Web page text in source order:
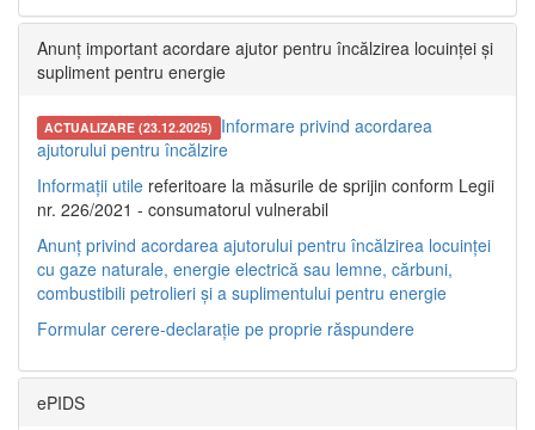
Anunț important acordare ajutor pentru încălzirea locuinței și
supliment pentru energie
ACTUALIZARE (23.12.2025) Informare privind acordarea
ajutorului pentru încălzire
Informații utile referitoare la măsurile de sprijin conform Legii
nr. 226/2021 - consumatorul vulnerabil
Anunț privind acordarea ajutorului pentru încălzirea locuinței
cu gaze naturale, energie electrică sau lemne, cărbuni,
combustibili petrolieri și a suplimentului pentru energie
Formular cerere-declarație pe proprie răspundere
ePIDS